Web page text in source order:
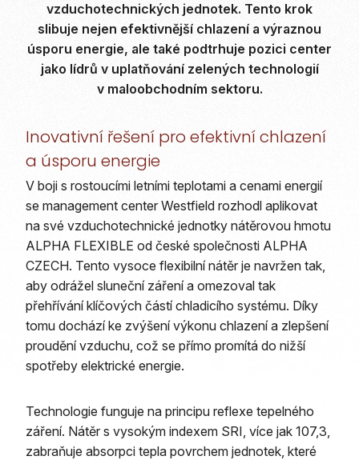
vzduchotechnických jednotek. Tento krok
slibuje nejen efektivnější chlazení a výraznou
úsporu energie, ale také podtrhuje pozici center
jako lídrů v uplatňování zelených technologií
v maloobchodním sektoru.
Inovativní řešení pro efektivní chlazení
a úsporu energie
V boji s rostoucími letními teplotami a cenami energií
se management center Westfield rozhodl aplikovat
na své vzduchotechnické jednotky nátěrovou hmotu
ALPHA FLEXIBLE od české společnosti ALPHA
CZECH. Tento vysoce flexibilní nátěr je navržen tak,
aby odrážel sluneční záření a omezoval tak
přehřívání klíčových částí chladicího systému. Díky
tomu dochází ke zvýšení výkonu chlazení a zlepšení
proudění vzduchu, což se přímo promítá do nižší
spotřeby elektrické energie.
Technologie funguje na principu reflexe tepelného
záření. Nátěr s vysokým indexem SRI, více jak 107,3,
zabraňuje absorpci tepla povrchem jednotek, které